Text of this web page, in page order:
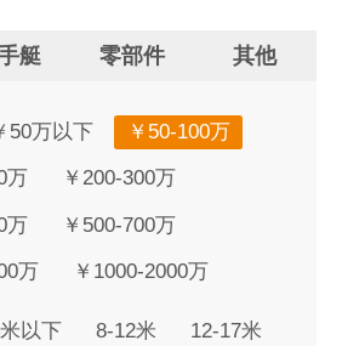
艇 零部件 其他
50万以下 ￥50-100万
万 ￥200-300万
万 ￥500-700万
万 ￥1000-2000万
以下 8-12米 12-17米